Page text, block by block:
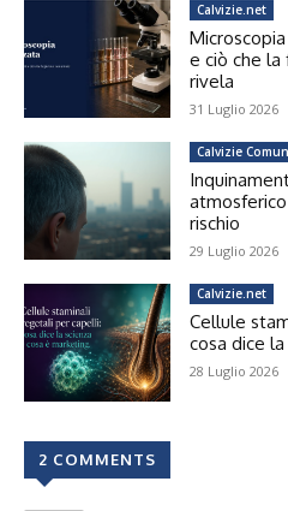
Calvizie.net
e ciò che
rivela
31 Luglio 2026
Calvizie
rischio
29 Luglio 2026
Calvizie.net
Cellule
cosa dice
28 Luglio 2026
2 COMMENTS